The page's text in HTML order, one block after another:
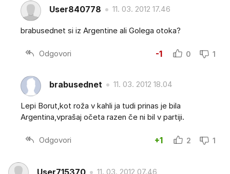
User840778 11. 03. 2012 17.46
brabusednet si iz Argentine ali Golega otoka?
Odgovori -1 0 1
brabusednet 11. 03. 2012 18.04
Lepi Borut,kot roža v kahli ja tudi prinas je bila
Argentina,vprašaj očeta razen če ni bil v partiji.
Odgovori +1 2 1
11. 03. 2012 07.46